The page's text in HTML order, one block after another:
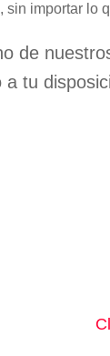
sin importar lo
de
tu